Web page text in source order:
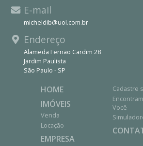
E-mail
micheldib@uol.com.br
Endereço
Alameda Fernão Cardim 28
Jardim Paulista
São Paulo - SP
HOME
IMÓVEIS
Venda
Locação
EMPRESA
Cadastre
Você